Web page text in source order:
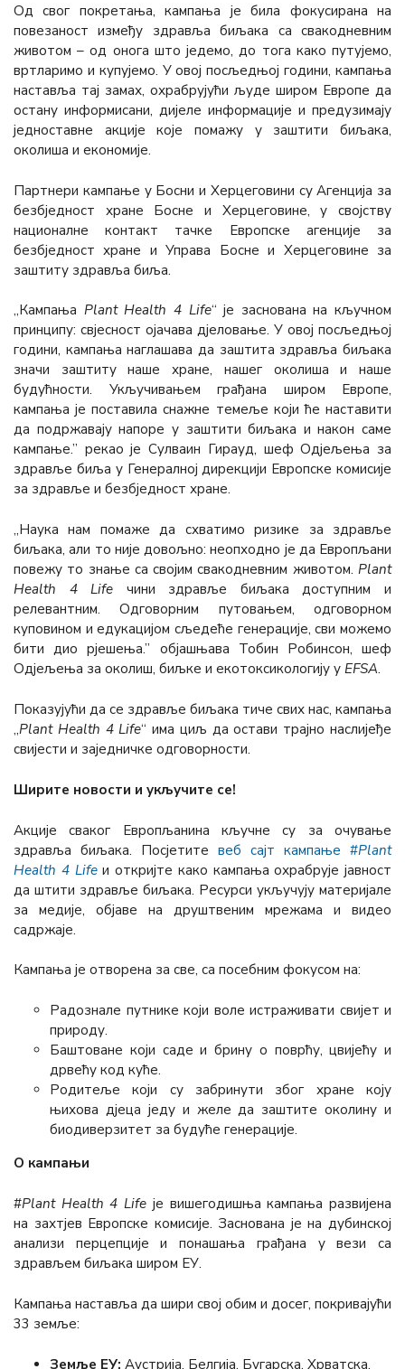
Од свог покретања, кампања је била фокусирана на
повезаност између здравља биљака са свакодневним
животом – од онога што једемо, до тога како путујемо,
вртларимо и купујемо. У овој посљедњој години, кампања
наставља тај замах, охрабрујући људе широм Европе да
остану информисани, дијеле информације и предузимају
једноставне акције које помажу у заштити биљака,
околиша и економије.
Партнери кампање у Босни и Херцеговини су Агенција за
безбједност хране Босне и Херцеговине, у својству
националне контакт тачке Европске агенције за
безбједност хране и Управа Босне и Херцеговине за
заштиту здравља биља.
„Кампања Plant Health 4 Life“ је заснована на кључном
принципу: свјесност ојачава дјеловање. У овој посљедњој
години, кампања наглашава да заштита здравља биљака
значи заштиту наше хране, нашег околиша и наше
будућности. Укључивањем грађана широм Европе,
кампања је поставила снажне темеље који ће наставити
да подржавају напоре у заштити биљака и након саме
кампање.” рекао је Сyлваин Гирауд, шеф Одјељења за
здравље биља у Генералној дирекцији Европске комисије
за здравље и безбједност хране.
„Наука нам помаже да схватимо ризике за здравље
биљака, али то није довољно: неопходно је да Европљани
повежу то знање са својим свакодневним животом. Plant
Health 4 Life чини здравље биљака доступним и
релевантним. Одговорним путовањем, одговорном
куповином и едукацијом сљедеће генерације, сви можемо
бити дио рјешења.” објашњава Тобин Робинсон, шеф
Одјељења за околиш, биљке и екотоксикологију у ЕFSА.
Показујући да се здравље биљака тиче свих нас, кампања
„Plant Health 4 Life“ има циљ да остави трајно наслијеђе
свијести и заједничке одговорности.
Ширите новости и укључите се!
Акције сваког Европљанина кључне су за очување
здравља биљака. Посјетите веб сајт кампање #Plant
Health 4 Lifeи откријте како кампања охрабрује јавност
да штити здравље биљака. Ресурси укључују материјале
за медије, објаве на друштвеним мрежама и видео
садржаје.
Кампања је отворена за све, са посебним фокусом на:
Радознале путнике који воле истраживати свијет и
природу.
Баштоване који саде и брину о поврћу, цвијећу и
дрвећу код куће.
Родитеље који су забринути због хране коју
њихова дјеца једу и желе да заштите околину и
биодиверзитет за будуће генерације.
О кампањи
#Plant Health 4 Life је вишегодишња кампања развијена
на захтјев Европске комисије. Заснована је на дубинској
анализи перцепције и понашања грађана у вези са
здрављем биљака широм ЕУ.
Кампања наставља да шири свој обим и досег, покривајући
33 земље:
Земље ЕУ: Аустрија, Белгија, Бугарска, Хрватска,